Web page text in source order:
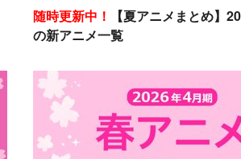
随時更新中！
【夏アニメまとめ】
の新アニメ一覧